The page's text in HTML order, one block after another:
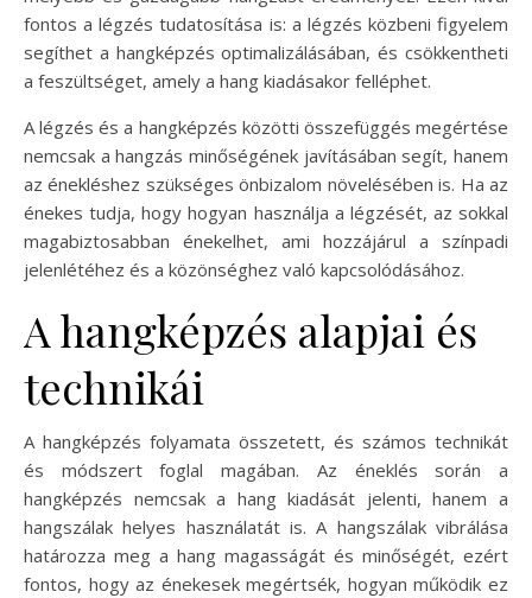
fontos a légzés tudatosítása is: a légzés közbeni figyelem
segíthet a hangképzés optimalizálásában, és csökkentheti
a feszültséget, amely a hang kiadásakor felléphet.
A légzés és a hangképzés közötti összefüggés megértése
nemcsak a hangzás minőségének javításában segít, hanem
az énekléshez szükséges önbizalom növelésében is. Ha az
énekes tudja, hogy hogyan használja a légzését, az sokkal
magabiztosabban énekelhet, ami hozzájárul a színpadi
jelenlétéhez és a közönséghez való kapcsolódásához.
A hangképzés alapjai és
technikái
A hangképzés folyamata összetett, és számos technikát
és módszert foglal magában. Az éneklés során a
hangképzés nemcsak a hang kiadását jelenti, hanem a
hangszálak helyes használatát is. A hangszálak vibrálása
határozza meg a hang magasságát és minőségét, ezért
fontos, hogy az énekesek megértsék, hogyan működik ez